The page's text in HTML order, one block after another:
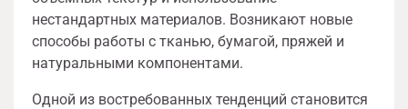
нестандартных материалов. Возникают новые
способы работы с тканью, бумагой, пряжей и
натуральными компонентами.
Одной из востребованных тенденций становится